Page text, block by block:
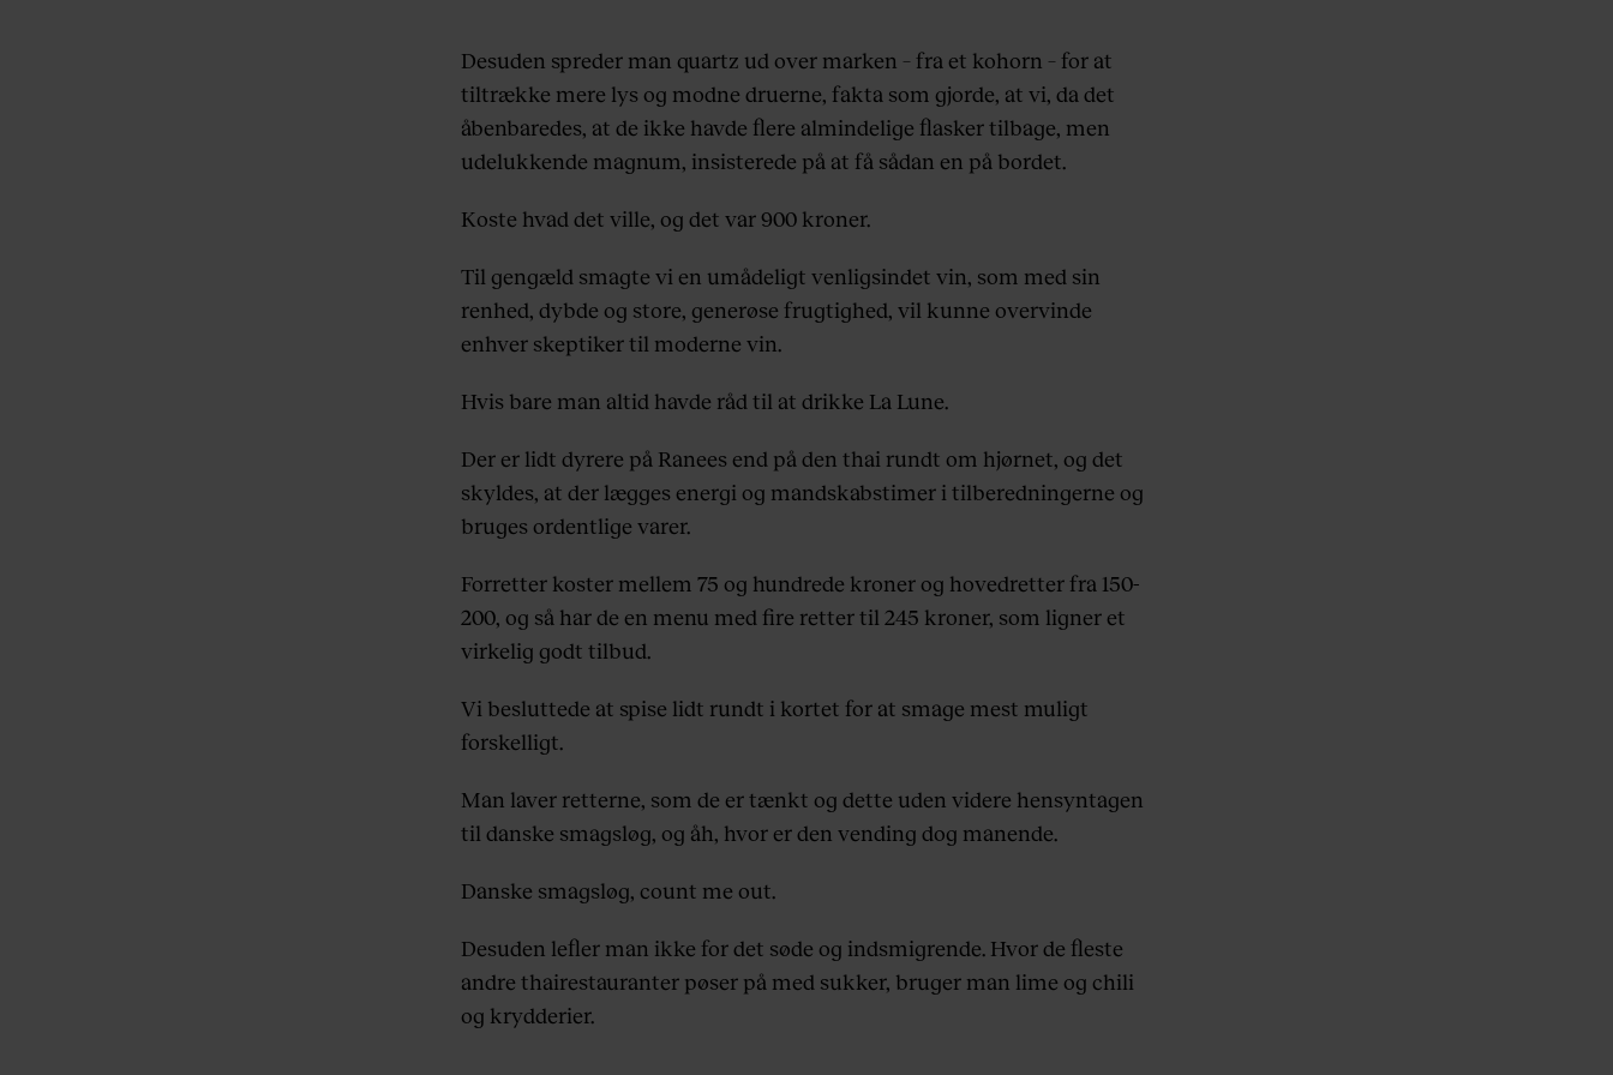
Desuden spreder man quartz ud over marken – fra et kohorn – for at
tiltrække mere lys og modne druerne, fakta som gjorde, at vi, da det
åbenbaredes, at de ikke havde flere almindelige flasker tilbage, men
udelukkende magnum, insisterede på at få sådan en på bordet.
Koste hvad det ville, og det var 900 kroner.
Til gengæld smagte vi en umådeligt venligsindet vin, som med sin
renhed, dybde og store, generøse frugtighed, vil kunne overvinde
enhver skeptiker til moderne vin.
Hvis bare man altid havde råd til at drikke La Lune.
Der er lidt dyrere på Ranees end på den thai rundt om hjørnet, og det
skyldes, at der lægges energi og mandskabstimer i tilberedningerne og
bruges ordentlige varer.
Forretter koster mellem 75 og hundrede kroner og hovedretter fra 150-
200, og så har de en menu med fire retter til 245 kroner, som ligner et
virkelig godt tilbud.
Vi besluttede at spise lidt rundt i kortet for at smage mest muligt
forskelligt.
Man laver retterne, som de er tænkt og dette uden videre hensyntagen
til danske smagsløg, og åh, hvor er den vending dog manende.
Danske smagsløg, count me out.
Desuden lefler man ikke for det søde og indsmigrende. Hvor de fleste
andre thairestauranter pøser på med sukker, bruger man lime og chili
og krydderier.